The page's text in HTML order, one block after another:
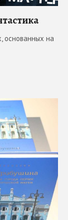
основанных на